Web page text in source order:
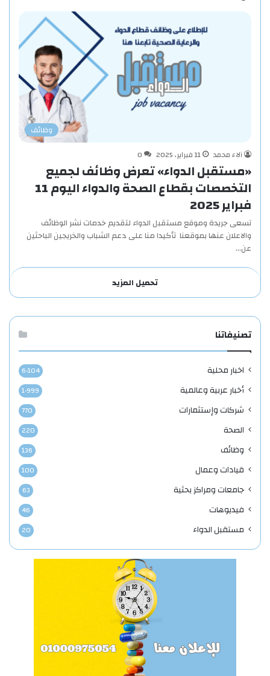
وظائف
آلاء محمد
11 فبراير، 2025 0
«مستقبل الدواء» تعرض وظائف لجميع
التخصصات بقطاع الصحة والدواء اليوم 11
فبراير 2025
تسعى جريدة وموقع مستقبل الدواء لتقديم خدمات نشر الوظائف
والاعلان عنها بموقعنا تأكيدا منا على دعم الشباب والخريجين الباحثين
عن…
تحميل المزيد
تصنيفاتنا
اخبار محلية 6٬104
أخبار عربية وعالمية 1٬999
شركات وإستثمارات 770
الصحة 220
وظائف 136
قيادات وعمال 100
جامعات ومراكز بحثية 63
فيديوهات 46
مستقبل الدواء 20